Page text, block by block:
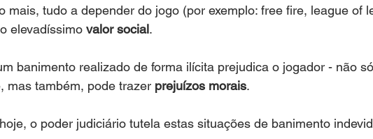
mais, tudo a depender do jogo (por exemplo: free fire, league of
elevadíssimo valor social.
banimento realizado de forma ilícita prejudica o jogador - não só
mas também, pode trazer prejuízos morais.
o poder judiciário tutela estas situações de banimento